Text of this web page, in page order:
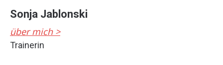
Sonja Jablonski
über mich >
Trainerin